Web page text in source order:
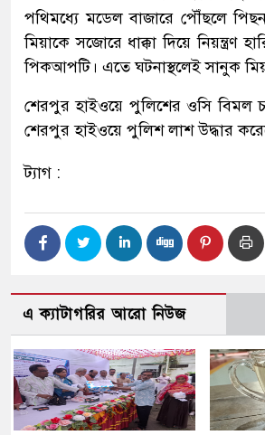
পথিমধ্যে মডেল বাজারে পৌঁছলে
মিয়াকে সজোরে ধাক্কা দিয়ে নিয়ন্ত্রণ
পিকআপটি। এতে ঘটনাস্থলেই সানুক
শেরপুর হাইওয়ে পুলিশের ওসি বিমল
শেরপুর হাইওয়ে পুলিশ লাশ উদ্ধার
ট্যাগ :
এ ক্যাটাগরির আরো নিউজ